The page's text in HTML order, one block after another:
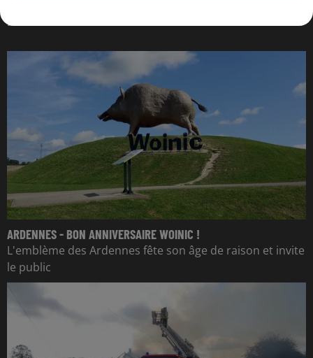
L'ACTU DES ARDENNES
ARDENNES - BON ANNIVERSAIRE WOINIC !
L'emblème des Ardennes fête son âge de raison et invite
le public